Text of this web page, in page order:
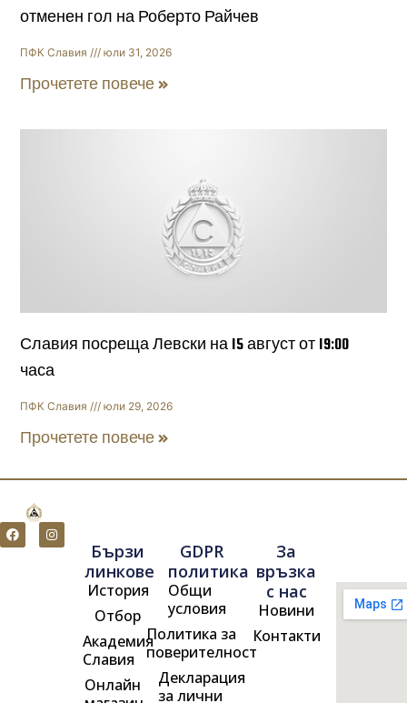
отменен гол на Роберто Райчев
ПФК Славия юли 31, 2026
Прочетете повече »
Славия посреща Левски на 15 август от 19:00
часа
ПФК Славия юли 29, 2026
Прочетете повече »
F
a
c
I
n
s
Бързи
линкове
История
Отбор
Академия
Славия
Онлайн
GDPR
политика
Общи
условия
Политика за
поверителност
Декларация
за лични
За
връзка
с нас
Новини
Контакти